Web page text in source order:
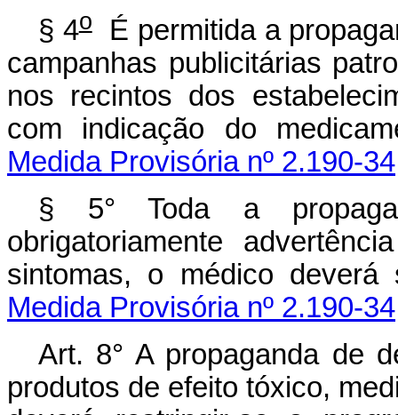
§ 4oÉ permitida a
campanhas publicitárias
nos recintos dos
com indicação do
Medida Provisória nº 2.190-
§ 5° Toda a
obrigatoriamente
sintomas, o médico
Medida Provisória nº 2.190-
Art. 8° A propaganda de
produtos de efeito tóxico,